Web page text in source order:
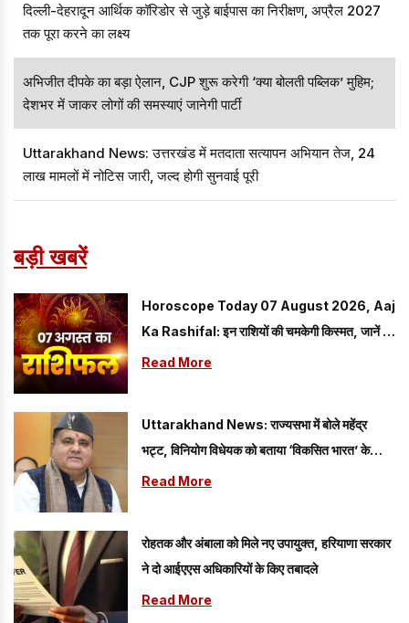
दिल्ली-देहरादून आर्थिक कॉरिडोर से जुड़े बाईपास का निरीक्षण, अप्रैल 2027
तक पूरा करने का लक्ष्य
अभिजीत दीपके का बड़ा ऐलान, CJP शुरू करेगी ‘क्या बोलती पब्लिक’ मुहिम;
देशभर में जाकर लोगों की समस्याएं जानेगी पार्टी
Uttarakhand News: उत्तरखंड में मतदाता सत्यापन अभियान तेज, 24
लाख मामलों में नोटिस जारी, जल्द होगी सुनवाई पूरी
बड़ी खबरें
Horoscope Today 07 August 2026, Aaj
Ka Rashifal: इन राशियों की चमकेगी किस्मत, जानें मेष
से मीन तक सभी राशियों का हाल
Read More
Uttarakhand News: राज्यसभा में बोले महेंद्र
भट्ट, विनियोग विधेयक को बताया ‘विकसित भारत’ के
संकल्प को मजबूत करने वाला कदम
Read More
रोहतक और अंबाला को मिले नए उपायुक्त, हरियाणा सरकार
ने दो आईएएस अधिकारियों के किए तबादले
Read More